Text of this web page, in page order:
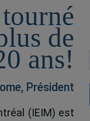
de
ans!
Président
(IEIM) est